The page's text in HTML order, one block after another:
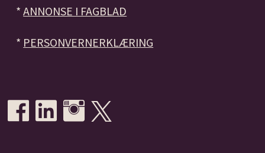
*ANNONSE I FAGBLAD
* PERSONVERNERKLÆRING